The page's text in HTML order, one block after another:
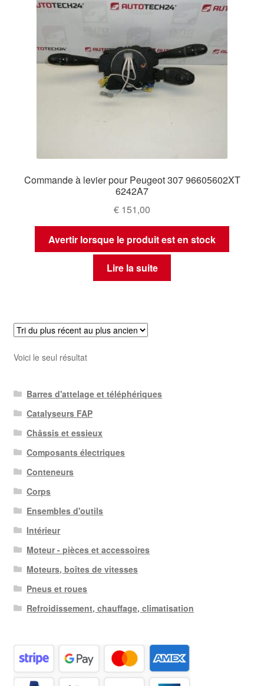
Commande à levier pour Peugeot 307 96605602XT
6242A7
€ 151,00
Avertir lorsque le produit est en stock
Lire la suite
Voici le seul résultat
Barres d'attelage et téléphériques
Catalyseurs FAP
Châssis et essieux
Composants électriques
Conteneurs
Corps
Ensembles d'outils
Intérieur
Moteur - pièces et accessoires
Moteurs, boîtes de vitesses
Pneus et roues
Refroidissement, chauffage, climatisation